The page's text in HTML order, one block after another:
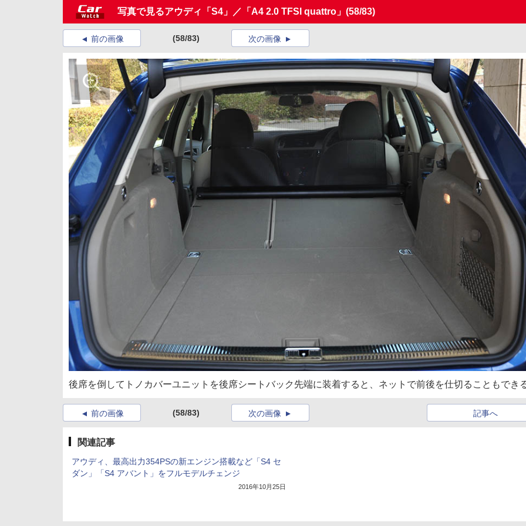
写真で見るアウディ「S4」／「A4 2.0 TFSI quattro」 (58/83)
前の画像 (58/83) 次の画像
後席を倒してトノカバーユニットを後席シートバック先端に装着すると、ネットで前後を仕切ることもでき
前の画像 (58/83) 記事へ
次の画像
関連記事
アウディ、最高出力354PSの新エンジン搭載など「S4 セ
ダン」「S4 アバント」をフルモデルチェンジ
2016年10月25日